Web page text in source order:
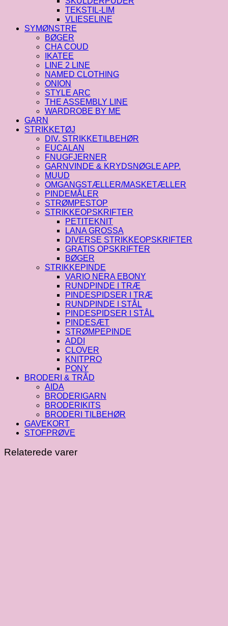
TEKSTIL-LIM
VLIESELINE
SYMØNSTRE
BØGER
CHA COUD
IKATEE
LINE 2 LINE
NAMED CLOTHING
ONION
STYLE ARC
THE ASSEMBLY LINE
WARDROBE BY ME
GARN
STRIKKETØJ
DIV. STRIKKETILBEHØR
EUCALAN
FNUGFJERNER
GARNVINDE & KRYDSNØGLE APP.
MUUD
OMGANGSTÆLLER/MASKETÆLLER
PINDEMÅLER
STRØMPESTOP
STRIKKEOPSKRIFTER
PETITEKNIT
LANA GROSSA
DIVERSE STRIKKEOPSKRIFTER
GRATIS OPSKRIFTER
BØGER
STRIKKEPINDE
VARIO NERA EBONY
RUNDPINDE I TRÆ
PINDESPIDSER I TRÆ
RUNDPINDE I STÅL
PINDESPIDSER I STÅL
PINDESÆT
STRØMPEPINDE
ADDI
CLOVER
KNITPRO
PONY
BRODERI & TRÅD
AIDA
BRODERIGARN
BRODERIKITS
BRODERI TILBEHØR
GAVEKORT
STOFPRØVE
Relaterede varer